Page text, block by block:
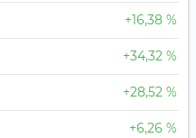
+16,38 %
+34,32 %
+28,52 %
+6,26 %